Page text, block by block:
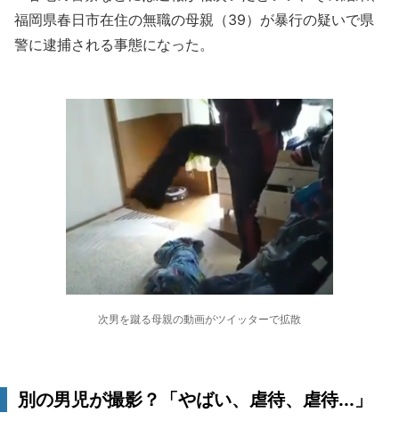
福岡県春日市在住の無職の母親（39）が暴行の疑いで県
警に逮捕される事態になった。
次男を蹴る母親の動画がツイッターで拡散
別の男児が撮影？「やばい、虐待、虐待...」